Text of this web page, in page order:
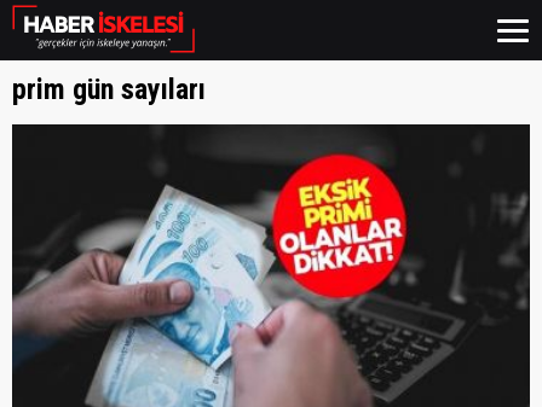
prim gün sayıları